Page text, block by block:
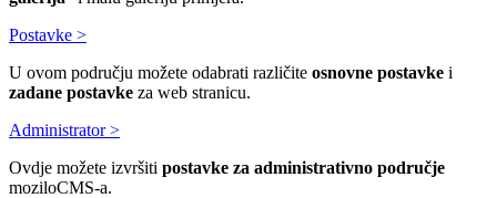
Postavke >
U ovom području možete odabrati različite osnovne postavke i
zadane postavke za web stranicu.
Administrator >
Ovdje možete izvršiti postavke za administrativno područje
moziloCMS-a.